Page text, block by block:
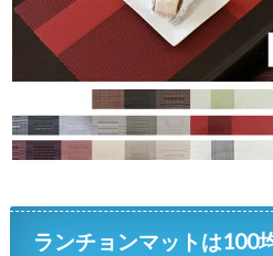
ランチョンマットは100